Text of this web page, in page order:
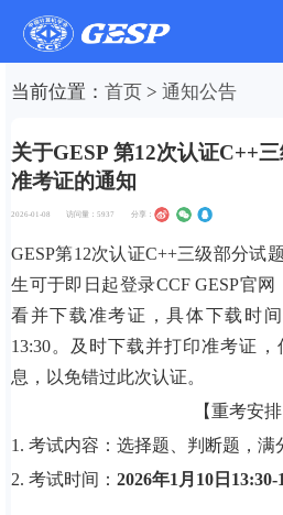
当前位置： 首页> 通知公告
关于GESP 第12次认证C++
准考证的通知
2026-01-08 访问量：5937 分享：
GESP第12次认证C++三级部分试
生可于即日起登录CCF GESP官网
看并下载准考证，具体下载时
13:30。及时下载并打印准考证
息，以免错过此次认证。
【重考安排
1. 考试内容：选择题、判断题，满
2. 考试时间：2026年1月10日